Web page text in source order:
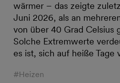
wärmer – das zeigte
Juni 2026, als an
von über 40 Grad Celsius
Solche Extremwerte
es ist, sich auf heiße Tage
#Heizen